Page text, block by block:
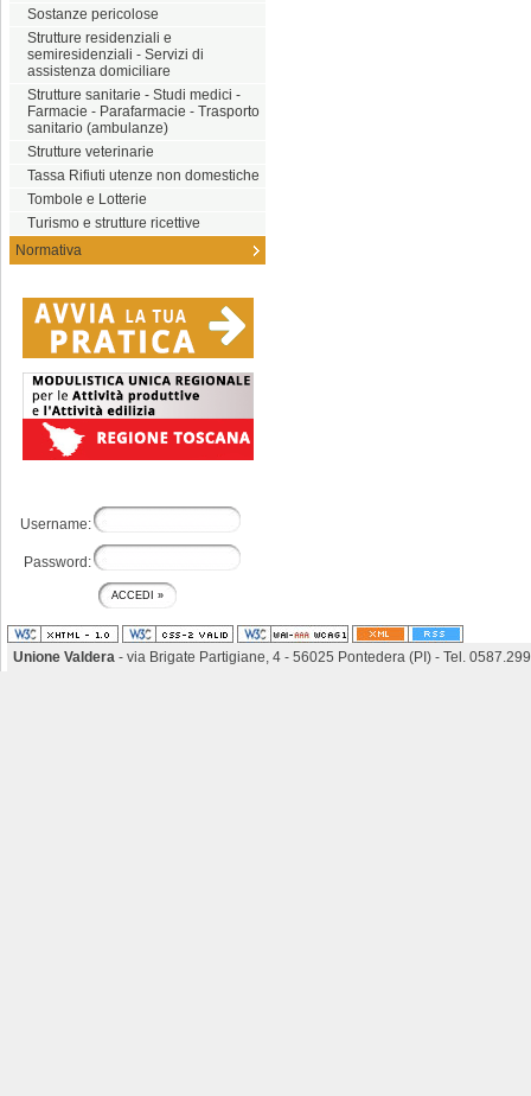
Sostanze pericolose
Strutture residenziali e
semiresidenziali - Servizi di
assistenza domiciliare
Strutture sanitarie - Studi medici -
Farmacie - Parafarmacie - Trasporto
sanitario (ambulanze)
Strutture veterinarie
Tassa Rifiuti utenze non domestiche
Tombole e Lotterie
Turismo e strutture ricettive
Normativa
Username:
Password:
Unione Valdera - via Brigate Partigiane, 4 - 56025 Pontedera (PI) - Tel.